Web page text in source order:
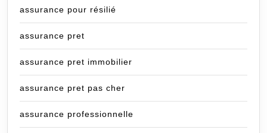
assurance pour résilié
assurance pret
assurance pret immobilier
assurance pret pas cher
assurance professionnelle